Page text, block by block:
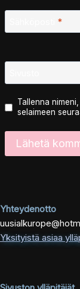
*
Tallenna
selaimeen
Yhteydenotto
Yksityistä asiaa